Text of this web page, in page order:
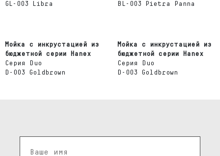
GL-003 Libra
BL-003 Pietra Panna
Мойка с инкрустацией из
бюджетной серии Hanex
Серия Duo
D-003 Goldbrown
Мойка с инкрустацией из
бюджетной серии Hanex
Серия Duo
D-003 Goldbrown